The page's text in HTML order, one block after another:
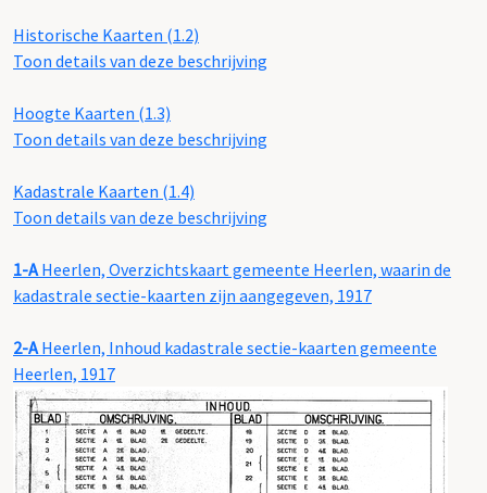
Historische Kaarten (1.2)
Toon details van deze beschrijving
Hoogte Kaarten (1.3)
Toon details van deze beschrijving
Kadastrale Kaarten (1.4)
Toon details van deze beschrijving
1-AHeerlen, Overzichtskaart gemeente Heerlen, waarin de
kadastrale sectie-kaarten zijn aangegeven, 1917
2-AHeerlen, Inhoud kadastrale sectie-kaarten gemeente
Heerlen, 1917